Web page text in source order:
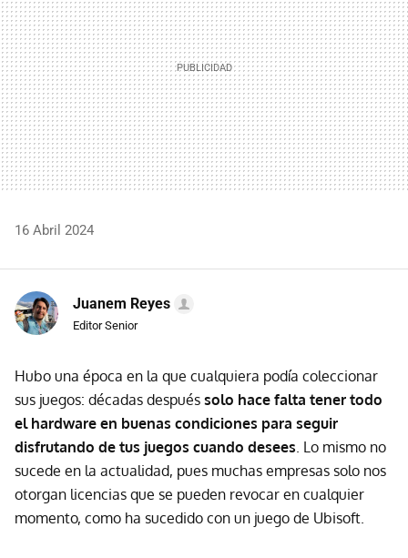
16 Abril 2024
Juanem Reyes
Editor Senior
Hubo una época en la que cualquiera podía coleccionar
sus juegos: décadas después solo hace falta tener todo
el hardware en buenas condiciones para seguir
disfrutando de tus juegos cuando desees. Lo mismo no
sucede en la actualidad, pues muchas empresas solo nos
otorgan licencias que se pueden revocar en cualquier
momento, como ha sucedido con un juego de Ubisoft.